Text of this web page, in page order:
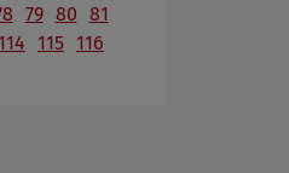
79 80 81
115 116